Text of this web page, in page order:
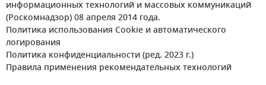
информационных технологий и массовых коммуникаций
(Роскомнадзор) 08 апреля 2014 года.
Политика использования Cookie и автоматического
логирования
Политика конфиденциальности (ред. 2023 г.)
Правила применения рекомендательных технологий